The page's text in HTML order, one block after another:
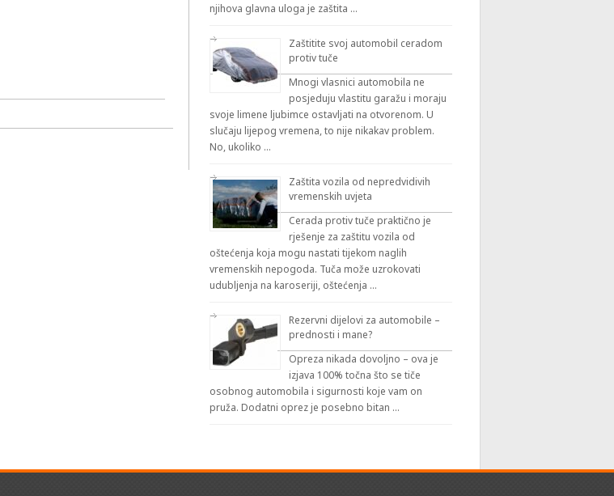
njihova glavna uloga je zaštita …
Zaštitite svoj automobil ceradom
protiv tuče
Mnogi vlasnici automobila ne
posjeduju vlastitu garažu i moraju
svoje limene ljubimce ostavljati na otvorenom. U
slučaju lijepog vremena, to nije nikakav problem.
No, ukoliko …
Zaštita vozila od nepredvidivih
vremenskih uvjeta
Cerada protiv tuče praktično je
rješenje za zaštitu vozila od
oštećenja koja mogu nastati tijekom naglih
vremenskih nepogoda. Tuča može uzrokovati
udubljenja na karoseriji, oštećenja …
Rezervni dijelovi za automobile –
prednosti i mane?
Opreza nikada dovoljno – ova je
izjava 100% točna što se tiče
osobnog automobila i sigurnosti koje vam on
pruža. Dodatni oprez je posebno bitan …